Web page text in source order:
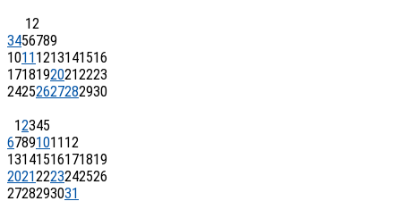
12
3456789
1011 1213141516
17181920212223
24252627282930
12345
67891011 12
13141516171819
20212223242526
2728293031